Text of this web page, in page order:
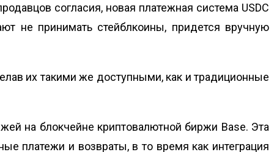
согласия, новая платежная система USDC
не принимать стейблкоины, придется вручную
их такими же доступными, как и традиционные
на блокчейне криптовалютной биржи Base. Эта
платежи и возвраты, в то время как интеграция